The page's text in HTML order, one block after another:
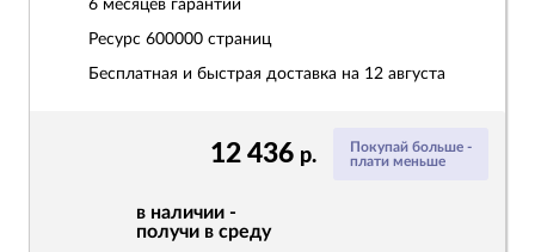
Покупай больше -
плати меньше
12 436 р.
в наличии -
получи в среду
6 месяцев гарантии
Ресурс 600000 страниц
Бесплатная и быстрая доставка на 12 августа